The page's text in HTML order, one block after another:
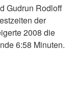
Gudrun Rodloff
der
2008 die
6:58 Minuten.